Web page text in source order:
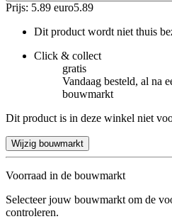
Prijs: 5.89 euro5.89
Dit product wordt niet thuis
Click & collect
gratis
Vandaag besteld, al na
bouwmarkt
Dit product is in deze winkel niet
Wijzig bouwmarkt
Voorraad in de bouwmarkt
Selecteer jouw bouwmarkt om de
controleren.